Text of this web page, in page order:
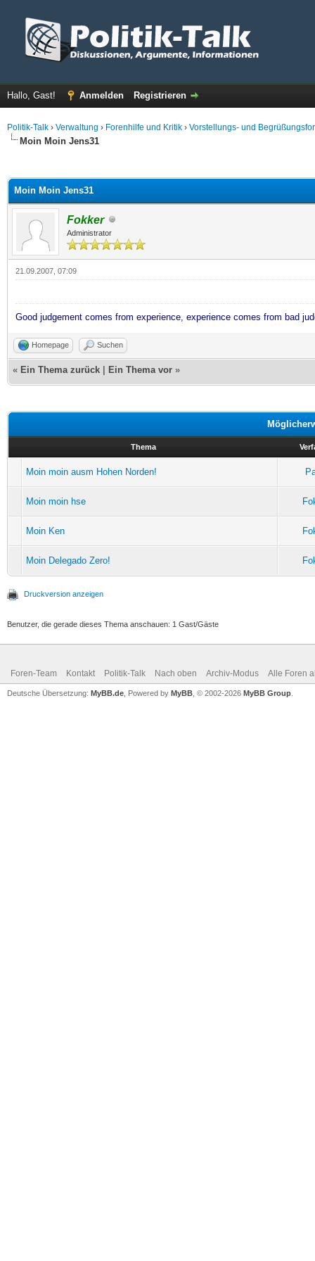
Hallo, Gast! Anmelden Registrieren
Politik-Talk › Verwaltung › Forenhilfe und Kritik › Vorstellungs- und
Moin Moin Jens31
Moin Moin Jens31
Fokker
Administrator
21.09.2007, 07:09
Good judgement comes from experience, experience comes from bad
Homepage Suchen
« Ein Thema zurück Ein Thema vor »
Thema
Moin moin ausm Hohen Norden!
Moin moin hse
Moin Ken
Moin Delegado Zero!
Druckversion anzeigen
Benutzer, die gerade dieses Thema anschauen: 1 Gast/Gäste
Foren-Team Kontakt Politik-Talk Nach oben Archiv-Modus Alle Foren
Deutsche Übersetzung: MyBB.de , Powered by MyBB , © 2002-2026 MyBB Group